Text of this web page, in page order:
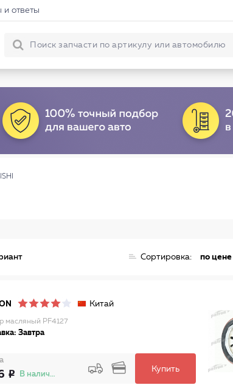
и ответы
Сортировка: по цене
Китай
масляный PF4127
Завтра
В наличии
Купить